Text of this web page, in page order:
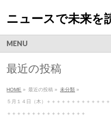
ニュースで未来を
MENU
最近の投稿
HOME » 最近の投稿 » 未分類 »
５月１４日（木）＋＋＋＋＋＋＋＋＋＋＋＋
＋＋＋＋＋＋＋＋＋＋＋＋＋＋＋＋